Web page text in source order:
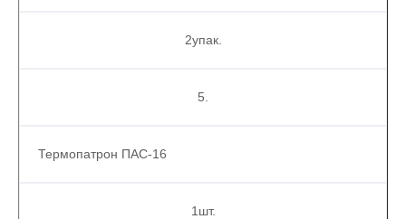
2упак.
5.
Термопатрон ПАС-16
1шт.